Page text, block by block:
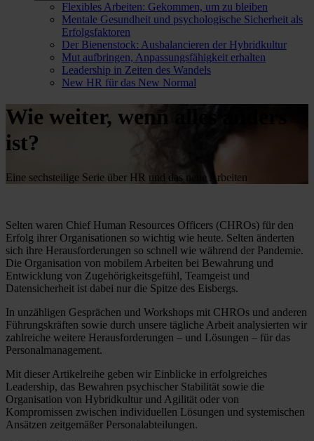
Flexibles Arbeiten: Gekommen, um zu bleiben
Mentale Gesundheit und psychologische Sicherheit als
Erfolgsfaktoren
Der Bienenstock: Ausbalancieren der Hybridkultur
Mut aufbringen, Anpassungsfähigkeit erhalten
Leadership in Zeiten des Wandels
New HR für das New Normal
Wie weiter, wenn alles anders
ist?
Eine sechsteilige Serie über HR und das neue Arbeiten
Selten waren Chief Human Resources Officers (CHROs) für den
Erfolg ihrer Organisationen so wichtig wie heute. Selten änderten
sich ihre Herausforderungen so schnell wie während der Pandemie.
Die Organisation von mobilem Arbeiten bei Bewahrung und
Entwicklung von Zugehörigkeitsgefühl, Teamgeist und
Datensicherheit ist dabei nur die Spitze des Eisbergs.
In unzähligen Gesprächen und Workshops mit CHROs und anderen
Führungskräften sowie durch unsere tägliche Arbeit analysierten wir
zahlreiche weitere Herausforderungen – und Lösungen – für das
Personalmanagement.
Mit dieser Artikelreihe geben wir Einblicke in erfolgreiches
Leadership, das Bewahren psychischer Stabilität sowie die
Organisation von Hybridkultur und Agilität oder von
Kompromissen zwischen individuellen Lösungen und systemischen
Ansätzen zeitgemäßer Personalabteilungen.